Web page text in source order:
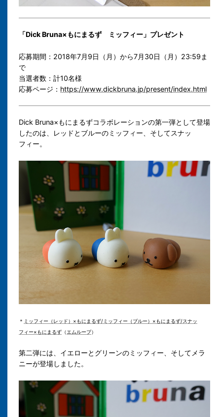
「Dick Bruna×もにまるず ミッフィー」プレゼント
応募期間：2018年7月9日（月）から7月30日（月）23:59ま
で
当選者数：計10名様
応募ページ： https://www.dickbruna.jp/present/index.html
Dick Bruna×もにまるずコラボレーションの第一弾として登場
したのは、レッドとブルーのミッフィー、そしてスナッ
フィー。
＊ ミッフィー（レッド）×もにまるず/ミッフィー（ブルー）×もにまるず/スナッ
フィー×もにまるず （エムループ）
第二弾には、イエローとグリーンのミッフィー、そしてメラ
ニーが登場しました。